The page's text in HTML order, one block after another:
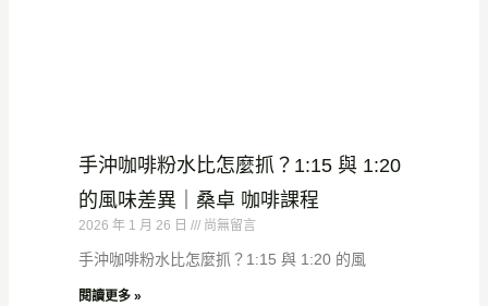
手沖咖啡粉水比怎麼抓？1:15 與 1:20
的風味差異｜桑卓 咖啡課程
2026 年 1 月 26 日 尚無留言
手沖咖啡粉水比怎麼抓？1:15 與 1:20 的風
閱讀更多 »